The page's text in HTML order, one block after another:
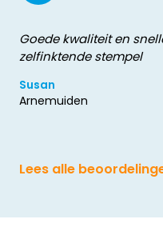
Goede kwaliteit en
zelfinktende stempel
Susan
Arnemuiden
Lees alle